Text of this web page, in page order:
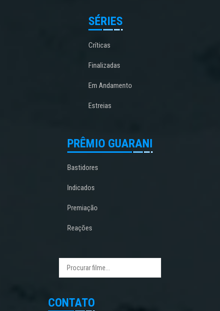
SÉRIES
Críticas
Finalizadas
Em Andamento
Estreias
PRÊMIO GUARANI
Bastidores
Indicados
Premiação
Reações
CONTATO